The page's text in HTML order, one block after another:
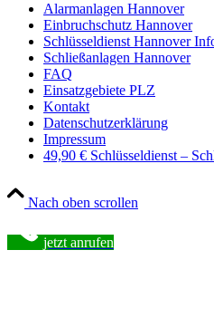
Alarmanlagen Hannover
Einbruchschutz Hannover
Schlüsseldienst Hannover
Schließanlagen Hannover
FAQ
Einsatzgebiete PLZ
Kontakt
Datenschutzerklärung
Impressum
49,90 € Schlüsseldienst –
Nach oben scrollen
jetzt anrufen